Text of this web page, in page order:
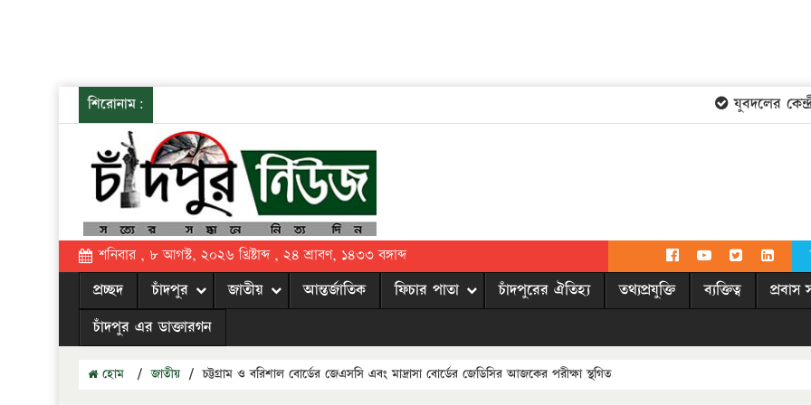
শিরোনাম: যুবদলের
শনিবার , ৮ আগস্ট, ২০২৬ খ্রিষ্টাব্দ , ২৪ শ্রাবণ, ১৪৩৩ বঙ্গাব্দ
প্রচ্ছদ চাঁদপুর জাতীয় আন্তর্জাতিক ফিচার পাতা চাঁদপুরের ঐতিহ্য তথ্যপ্রযুক্তি ব্যক্তিত্ব প্রবাস
চাঁদপুর এর ডাক্তারগন
হোম / জাতীয় / চট্টগ্রাম ও বরিশাল বোর্ডের জেএসসি এবং মাদ্রাসা বোর্ডের জেডিসির আজকের পরীক্ষা স্থগিত